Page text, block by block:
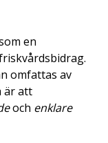
en
omfattas av
är att
och enklare